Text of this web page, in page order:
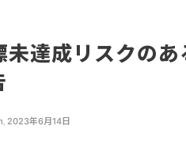
未達成リスクの
, 2023年6月14日